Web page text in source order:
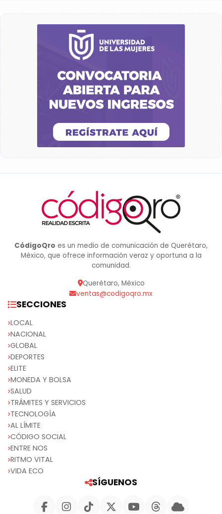
CódigoQro es un medio de comunicación de Querétaro,
México, que ofrece información veraz y oportuna a la
comunidad.
Querétaro, México
ventas@codigoqro.mx
SECCIONES
LOCAL
NACIONAL
GLOBAL
DEPORTES
ELITE
MONEDA Y BOLSA
SALUD
TRÁMITES Y SERVICIOS
TECNOLOGÍA
AL LÍMITE
CÓDIGO SOCIAL
ENTRE NOS
RITMO VITAL
VIDA ECO
SÍGUENOS